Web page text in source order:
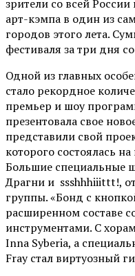
зрители со всей
арт-кэмпа в один из
городов этого лета.
фестиваля за три дня
Одной из главных
стало рекордное
премьер и шоу
презентовала свое
представили свой
которого состоялась
Большие специальные
Драгни и ssshhhiiittt!,
группы. «Бонд с
расширенном составе
инструментами. С
Inna Syberia, а
Fray стал виртуозный